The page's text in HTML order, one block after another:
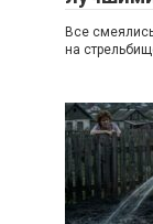
Все
на